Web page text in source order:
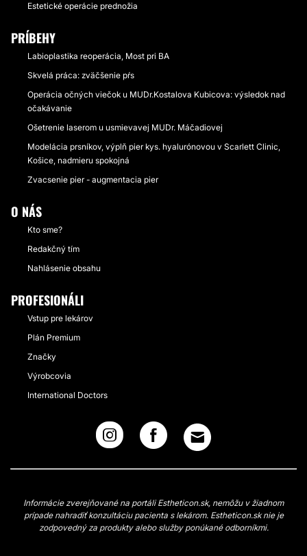
Estetické operácie prednožia
PRÍBEHY
Labioplastika reoperácia, Most pri BA
Skvelá práca: zväčšenie pŕs
Operácia očných viečok u MUDr.Kostalova Kubicova: výsledok nad
očakávanie
Ošetrenie laserom u usmievavej MUDr. Máčadiovej
Modelácia prsníkov, výplň pier kys. hyalurónovou v Scarlett Clinic,
Košice, nadmieru spokojná
Zvacsenie pier - augmentacia pier
O NÁS
Kto sme?
Redakčný tím
Nahlásenie obsahu
PROFESIONÁLI
Vstup pre lekárov
Plán Premium
Značky
Výrobcovia
International Doctors
Informácie zverejňované na portáli Estheticon.sk, nemôžu v žiadnom
prípade nahradiť konzultáciu pacienta s lekárom. Estheticon.sk nie je
zodpovedný za produkty alebo služby ponúkané odborníkmi.